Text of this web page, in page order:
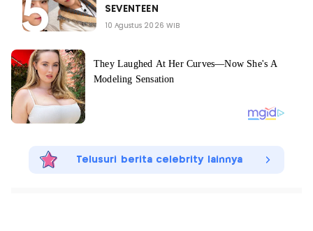
SEVENTEEN
10 Agustus 2026 WIB
Telusuri berita celebrity lainnya